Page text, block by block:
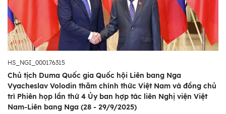
HS_NGI_000176315
Chủ tịch Duma Quốc gia Quốc hội Liên bang Nga
Vyacheslav Volodin thăm chính thức Việt Nam và đồng chủ
trì Phiên họp lần thứ 4 Ủy ban hợp tác liên Nghị viện Việt
Nam-Liên bang Nga (28 - 29/9/2025)